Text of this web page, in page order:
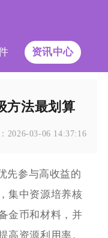
资讯中心
方法最划算
2026-03-06 14:37:16
先参与高收益的
集中资源培养核
金币和材料，并
高资源利用率。